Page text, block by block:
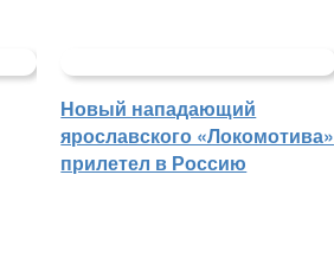
Новый нападающий
ярославского «Локомотива»
прилетел в Россию